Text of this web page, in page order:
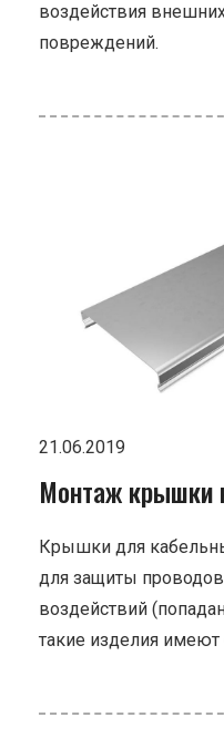
воздействия
повреждений.
21.06.2019
Монтаж крышки
Крышки для
для защиты
воздействий
такие изделия имеют